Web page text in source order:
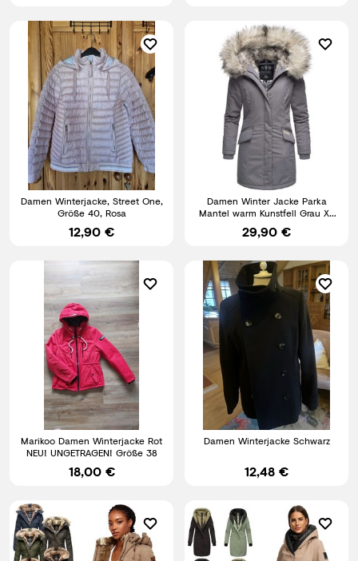
Damen Winterjacke, Street One,
Größe 40, Rosa
12,90 €
Damen Winter Jacke Parka
Mantel warm Kunstfell Grau XL
W2166 B-5
29,90 €
Marikoo Damen Winterjacke Rot
NEU! UNGETRAGEN! Größe 38
18,00 €
Damen Winterjacke Schwarz
12,48 €